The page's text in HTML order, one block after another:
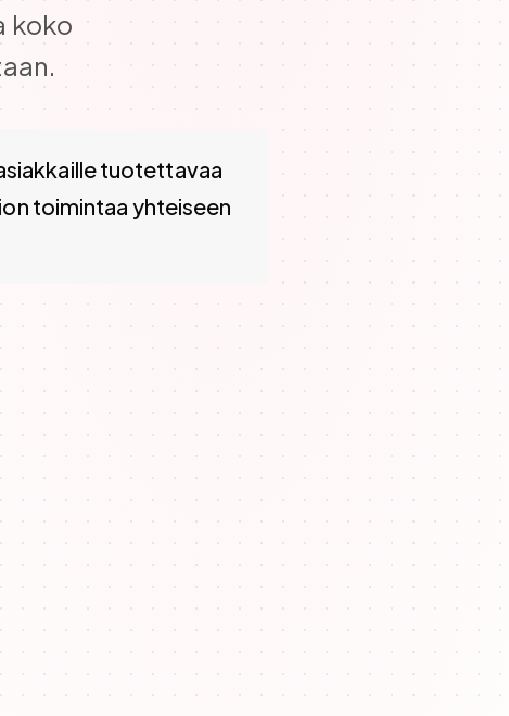
koko
tuotettavaa
toimintaa yhteiseen